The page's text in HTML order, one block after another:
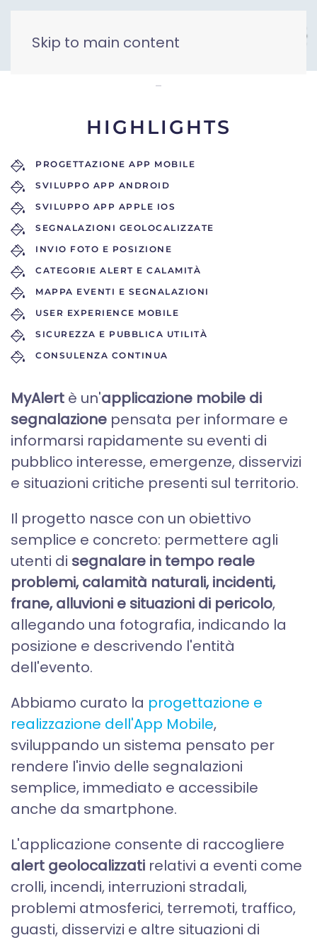
Skip to main content
HIGHLIGHTS
PROGETTAZIONE APP MOBILE
SVILUPPO APP ANDROID
SVILUPPO APP APPLE IOS
SEGNALAZIONI GEOLOCALIZZATE
INVIO FOTO E POSIZIONE
CATEGORIE ALERT E CALAMITÀ
MAPPA EVENTI E SEGNALAZIONI
USER EXPERIENCE MOBILE
SICUREZZA E PUBBLICA UTILITÀ
CONSULENZA CONTINUA
MyAlert è un'applicazione mobile di
segnalazione pensata per informare e
informarsi rapidamente su eventi di
pubblico interesse, emergenze, disservizi
e situazioni critiche presenti sul territorio.
Il progetto nasce con un obiettivo
semplice e concreto: permettere agli
utenti di segnalare in tempo reale
problemi, calamità naturali, incidenti,
frane, alluvioni e situazioni di pericolo,
allegando una fotografia, indicando la
posizione e descrivendo l'entità
dell'evento.
Abbiamo curato la progettazione e
realizzazione dell'App Mobile,
sviluppando un sistema pensato per
rendere l'invio delle segnalazioni
semplice, immediato e accessibile
anche da smartphone.
L'applicazione consente di raccogliere
alert geolocalizzati relativi a eventi come
crolli, incendi, interruzioni stradali,
problemi atmosferici, terremoti, traffico,
guasti, disservizi e altre situazioni di